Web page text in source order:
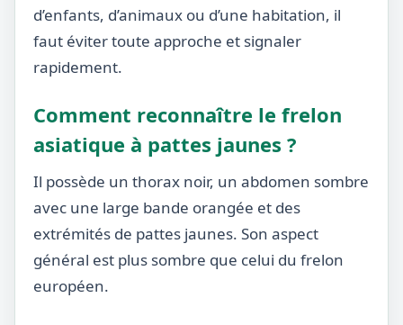
d’enfants, d’animaux ou d’une habitation, il
faut éviter toute approche et signaler
rapidement.
Comment reconnaître le frelon
asiatique à pattes jaunes ?
Il possède un thorax noir, un abdomen sombre
avec une large bande orangée et des
extrémités de pattes jaunes. Son aspect
général est plus sombre que celui du frelon
européen.